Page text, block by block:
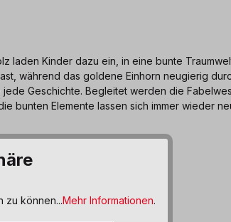
laden Kinder dazu ein, in eine bunte
während das goldene Einhorn neugierig
Geschichte. Begleitet werden die
bunten Elemente lassen sich immer wieder
zu können...Mehr Informationen.